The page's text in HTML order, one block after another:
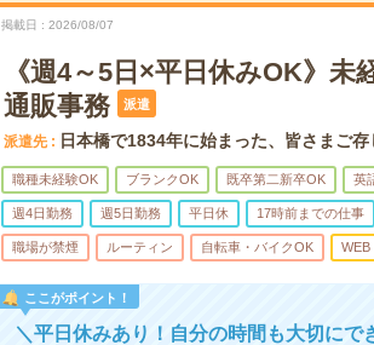
掲載日 2026/08/07
《週4～5日×平日休みOK》
通販事務
派遣
派遣先 日本橋で1834年に始まった、皆さまご存
職種未経験OK ブランクOK 既卒第二新卒OK 英
週4日勤務 週5日勤務 平日休 17時前までの仕事
職場が禁煙 ルーティン 自転車・バイクOK WEB
ここがポイント！
＼平日休みあり！自分の時間も大切にで